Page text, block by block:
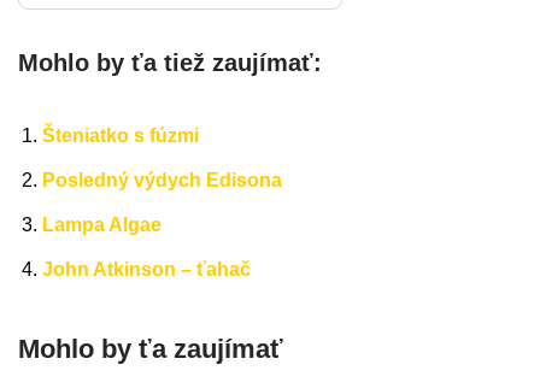
Mohlo by ťa tiež zaujímať:
Šteniatko s fúzmi
Posledný výdych Edisona
Lampa Algae
John Atkinson – ťahač
Mohlo by ťa zaujímať